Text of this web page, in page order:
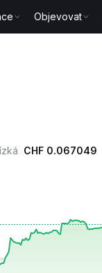
Objevovat
CHF 0.067049